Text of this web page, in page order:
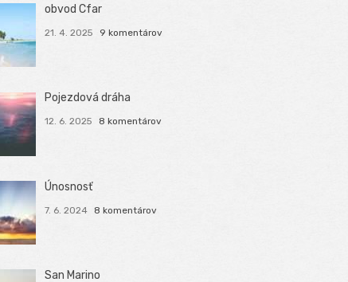
obvod Cfar
21. 4. 2025 9 komentárov
Pojezdová dráha
12. 6. 2025 8 komentárov
Únosnosť
7. 6. 2024 8 komentárov
San Marino